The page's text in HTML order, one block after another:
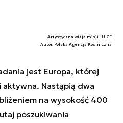
Artystyczna wizja misji JUICE
Autor. Polska Agencja Kosmiczna
jest Europa, której
aktywna. Nastąpią dwa
na wysokość 400
poszukiwania